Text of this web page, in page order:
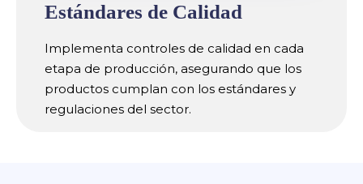
Estándares de Calidad
Implementa controles de calidad en cada
etapa de producción, asegurando que los
productos cumplan con los estándares y
regulaciones del sector.